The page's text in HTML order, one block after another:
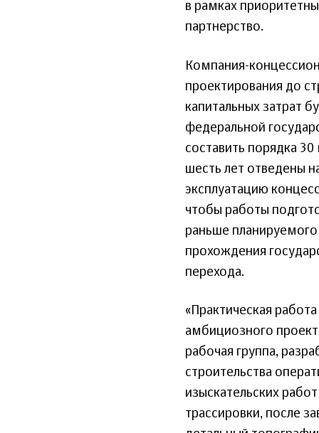
в рамках
партнерство.
Компания-
проектирования до
капитальных затрат
федеральной
составить порядка
шесть лет отведены
эксплуатацию
чтобы работы
раньше планируемого
прохождения
перехода.
«Практическая
амбициозного
рабочая группа,
строительства
изыскательских
трассировки, после